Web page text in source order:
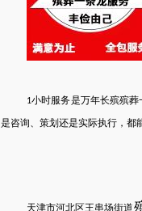
1小时服务是万年长殡殡葬
是咨询、策划还是实际执行，都
天津市河北区王串场街道